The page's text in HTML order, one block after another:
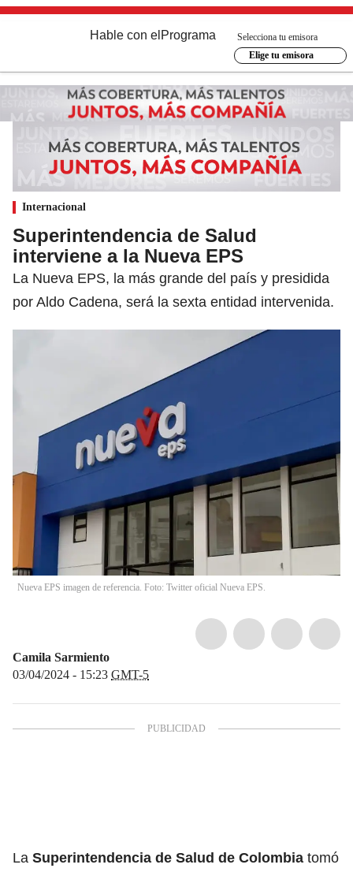
Hable con el Programa
Selecciona tu emisora
Elige tu emisora
Internacional
Superintendencia de Salud
interviene a la Nueva EPS
La Nueva EPS, la más grande del país y presidida
por Aldo Cadena, será la sexta entidad intervenida.
Nueva EPS imagen de referencia. Foto: Twitter oficial Nueva EPS.
Camila Sarmiento
03/04/2024 - 15:23 GMT-5
La Superintendencia de Salud de Colombia tomó